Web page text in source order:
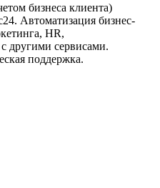
бизнеса клиента)
Автоматизация бизнес-
HR,
другими сервисами.
поддержка.